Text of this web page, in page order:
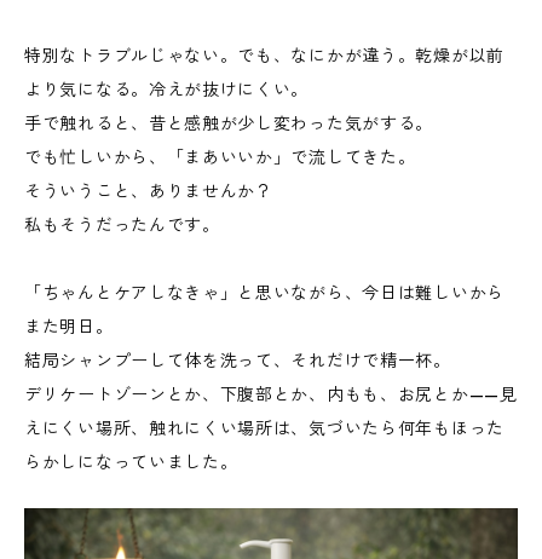
特別なトラブルじゃない。でも、なにかが違う。乾燥が以前
より気になる。冷えが抜けにくい。
手で触れると、昔と感触が少し変わった気がする。
でも忙しいから、「まあいいか」で流してきた。
そういうこと、ありませんか？
私もそうだったんです。
「ちゃんとケアしなきゃ」と思いながら、今日は難しいから
また明日。
結局シャンプーして体を洗って、それだけで精一杯。
デリケートゾーンとか、下腹部とか、内もも、お尻とか——見
えにくい場所、触れにくい場所は、気づいたら何年もほった
らかしになっていました。